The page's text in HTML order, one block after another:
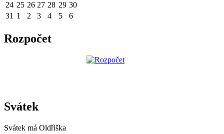
24 25 26 27 28 29 30
31 1 2 3 4 5 6
Rozpočet
Svátek
Svátek má Oldřiška